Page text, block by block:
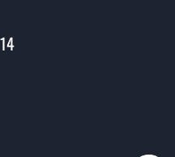
економ класу,
у тому числі і з
класу. Спробуйте